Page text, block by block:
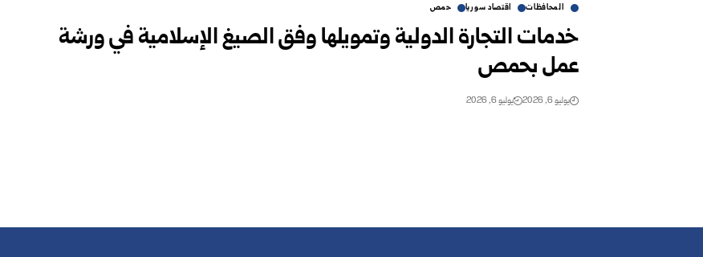
المحافظات اقتصاد سوريا حمص
خدمات التجارة الدولية وتمويلها وفق الصيغ الإسلامية في ورشة
عمل بحمص
يوليو 6, 2026 يوليو 6, 2026